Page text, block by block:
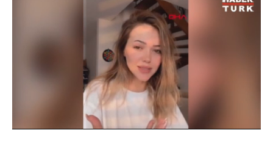
Aç
Yüklendi
62.75%
Hızı